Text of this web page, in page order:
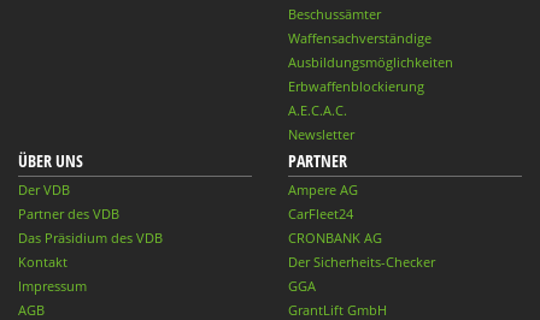
Beschussämter
Waffensachverständige
Ausbildungsmöglichkeiten
Erbwaffenblockierung
A.E.C.A.C.
Newsletter
ÜBER UNS
Der VDB
Partner des VDB
Das Präsidium des VDB
Kontakt
Impressum
AGB
PARTNER
Ampere AG
CarFleet24
CRONBANK AG
Der Sicherheits-Checker
GGA
GrantLift GmbH